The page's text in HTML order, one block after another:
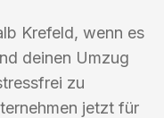
Krefeld, wenn es
deinen Umzug
zu
jetzt für